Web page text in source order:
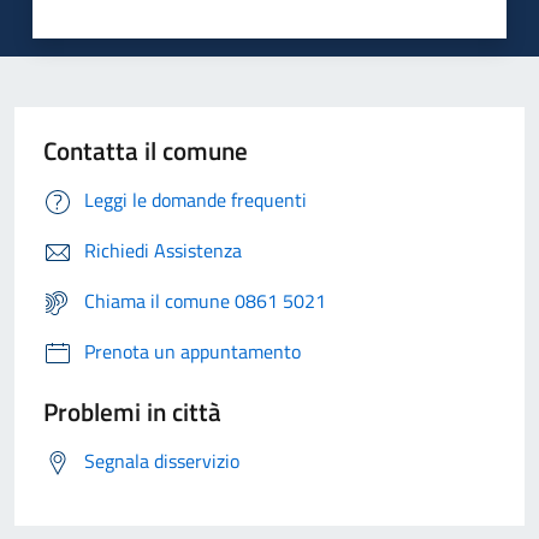
Contatta il comune
Leggi le domande frequenti
Richiedi Assistenza
Chiama il comune 0861 5021
Prenota un appuntamento
Problemi in città
Segnala disservizio